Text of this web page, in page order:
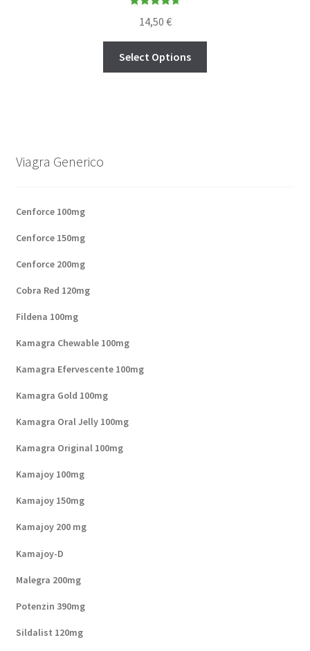
out of 5
14,50 €
Select Options
Viagra Generico
Cenforce 100mg
Cenforce 150mg
Cenforce 200mg
Cobra Red 120mg
Fildena 100mg
Kamagra Chewable 100mg
Kamagra Efervescente 100mg
Kamagra Gold 100mg
Kamagra Oral Jelly 100mg
Kamagra Original 100mg
Kamajoy 100mg
Kamajoy 150mg
Kamajoy 200 mg
Kamajoy-D
Malegra 200mg
Potenzin 390mg
Sildalist 120mg